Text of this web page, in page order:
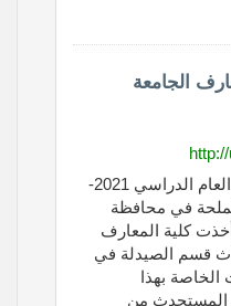
الجامعة
استحدث قسم الصيدلة في العام الدراسي 2021-
الملحة في محافظة
أخذت كلية المعارف
قسم الصيدلة في
الخاصة بهذا
المستحدث من